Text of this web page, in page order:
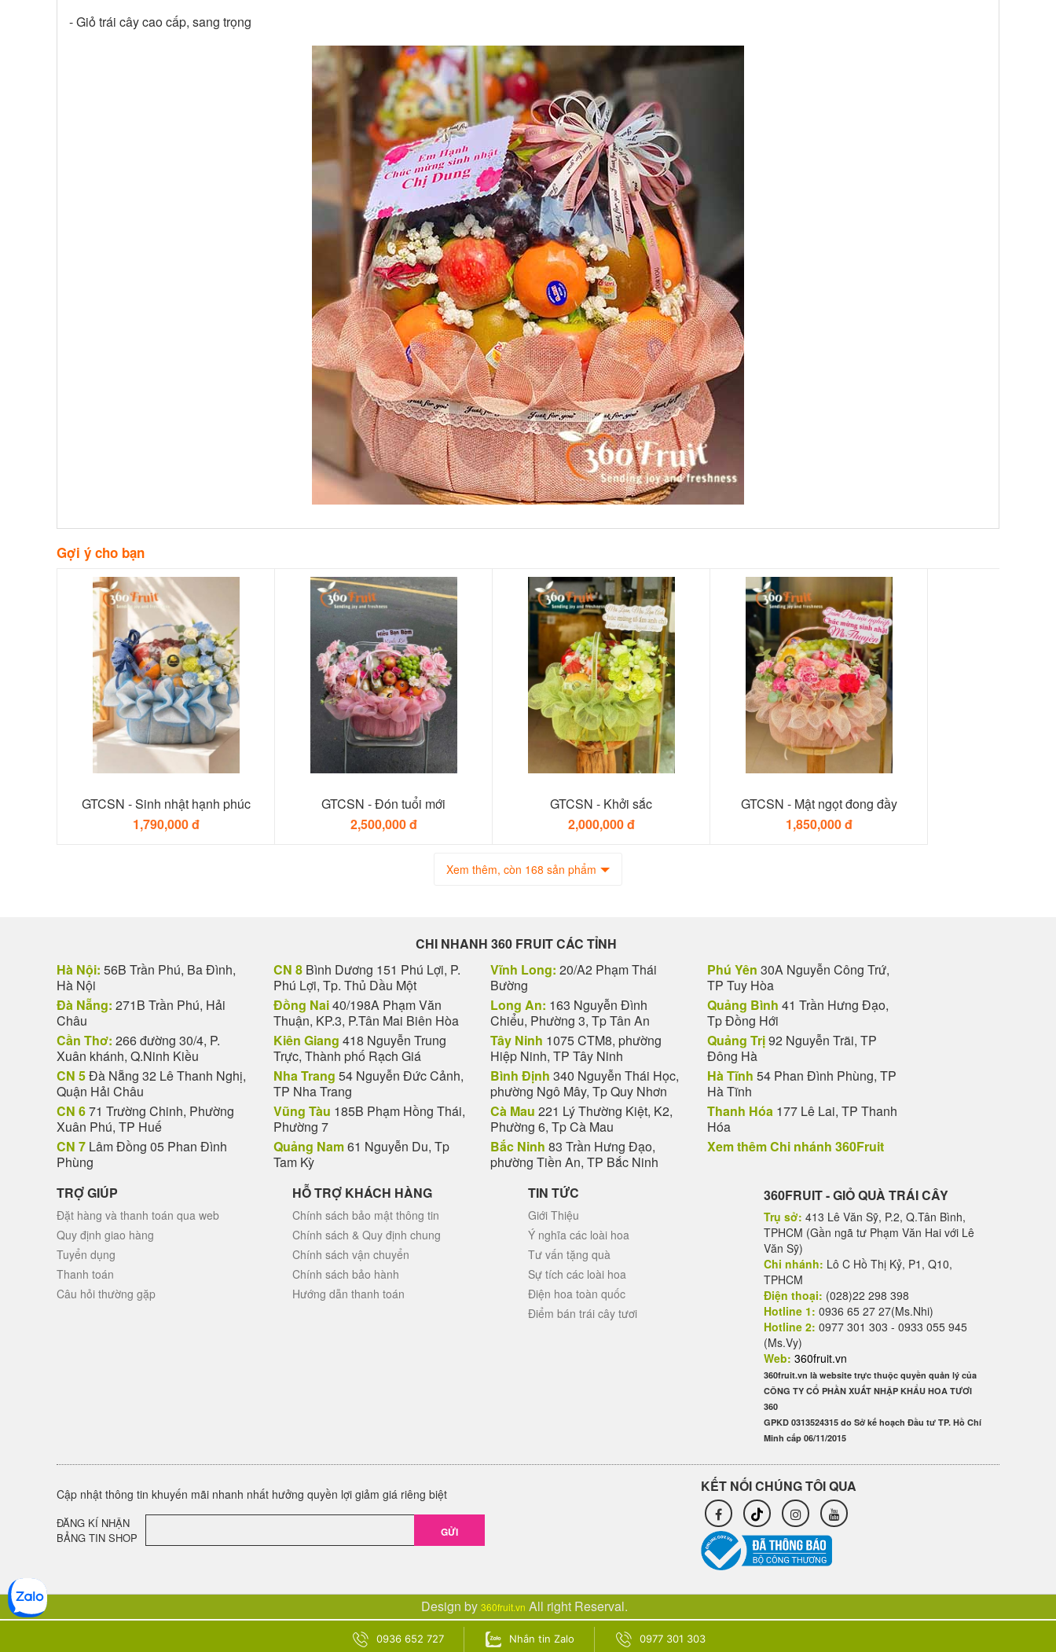
- Giỏ trái cây cao cấp, sang trọng
Gợi ý cho bạn
GTCSN - Sinh nhật hạnh phúc
1,790,000 đ
GTCSN - Đón tuổi mới
2,500,000 đ
GTCSN - Khởi sắc
2,000,000 đ
GTCSN - Mật ngọt đong đầy
1,850,000 đ
Xem thêm, còn 168 sản phẩm
CHI NHANH 360 FRUIT CÁC TỈNH
Hà Nội: 56B Trần Phú, Ba Đình,
Hà Nội
Đà Nẵng: 271B Trần Phú, Hải
Châu
Cần Thơ: 266 đường 30/4, P.
Xuân khánh, Q.Ninh Kiều
CN 5Đà Nẵng 32 Lê Thanh Nghị,
Quận Hải Châu
CN 671 Trường Chinh, Phường
Xuân Phú, TP Huế
CN 7 Lâm Đồng 05 Phan Đình
Phùng
CN 8 Bình Dương 151 Phú Lợi, P.
Phú Lợi, Tp. Thủ Dầu Một
Đồng Nai40/198A Phạm Văn
Thuận, KP.3, P.Tân Mai Biên Hòa
Kiên Giang 418 Nguyễn Trung
Trực, Thành phố Rạch Giá
Nha Trang 54 Nguyễn Đức Cảnh,
TP Nha Trang
Vũng Tàu 185B Phạm Hồng Thái,
Phường 7
Quảng Nam61 Nguyễn Du, Tp
Tam Kỳ
Vĩnh Long: 20/A2 Phạm Thái
Bường
Long An: 163 Nguyễn Đình
Chiểu, Phường 3, Tp Tân An
Tây Ninh 1075 CTM8, phường
Hiệp Ninh, TP Tây Ninh
Bình Định 340 Nguyễn Thái Học,
phường Ngô Mây, Tp Quy Nhơn
Cà Mau 221 Lý Thường Kiệt, K2,
Phường 6, Tp Cà Mau
Bắc Ninh 83 Trần Hưng Đạo,
phường Tiền An, TP Bắc Ninh
Phú Yên 30A Nguyễn Công Trứ,
TP Tuy Hòa
Quảng Bình 41 Trần Hưng Đạo,
Tp Đồng Hới
Quảng Trị92 Nguyễn Trãi, TP
Đông Hà
Hà Tĩnh 54 Phan Đình Phùng, TP
Hà Tĩnh
Thanh Hóa 177 Lê Lai, TP Thanh
Hóa
Xem thêm Chi nhánh 360Fruit
TRỢ GIÚP
Đặt hàng và thanh toán qua web
Quy định giao hàng
Tuyển dụng
Thanh toán
Câu hỏi thường gặp
HỖ TRỢ KHÁCH HÀNG
Chính sách bảo mật thông tin
Chính sách & Quy định chung
Chính sách vận chuyển
Chính sách bảo hành
Hướng dẫn thanh toán
TIN TỨC
Giới Thiệu
Ý nghĩa các loài hoa
Tư vấn tặng quà
Sự tích các loài hoa
Điện hoa toàn quốc
Điểm bán trái cây tươi
360FRUIT - GIỎ QUÀ TRÁI CÂY
Trụ sở: 413 Lê Văn Sỹ, P.2, Q.Tân Bình,
TPHCM (Gần ngã tư Phạm Văn Hai với Lê
Văn Sỹ)
Chi nhánh: Lô C Hồ Thị Kỷ, P1, Q10,
TPHCM
Điện thoại: (028)22 298 398
Hotline 1: 0936 65 27 27(Ms.Nhi)
Hotline 2: 0977 301 303 - 0933 055 945
(Ms.Vy)
Web: 360fruit.vn
360fruit.vn là website trực thuộc quyền quản lý của
CÔNG TY CỔ PHẦN XUẤT NHẬP KHẨU HOA TƯƠI
360
GPKD 0313524315 do Sở kế hoạch Đầu tư TP. Hồ Chí
Minh cấp 06/11/2015
Cập nhật thông tin khuyến mãi nhanh nhất hưởng quyền lợi giảm giá riêng biệt
ĐĂNG KÍ NHẬN
BẢNG TIN SHOP
GỬI
KẾT NỐI CHÚNG TÔI QUA
Design by 360fruit.vn All right Reserval.
0936 652 727 Nhắn tin Zalo 0977 301 303